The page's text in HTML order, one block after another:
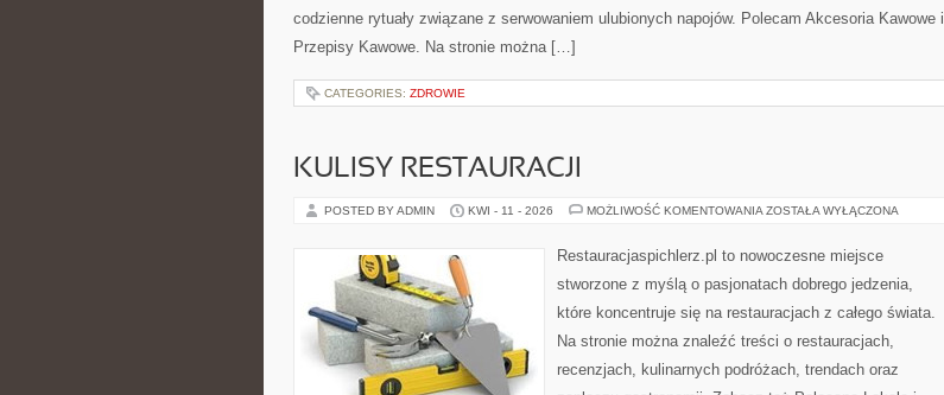
codzienne rytuały związane z serwowaniem ulubionych napojów. Polecam Akcesoria Kawowe i
Przepisy Kawowe. Na stronie można […]
CATEGORIES: ZDROWIE
KULISY RESTAURACJI
POSTED BY ADMIN KWI - 11 - 2026 MOŻLIWOŚĆ KOMENTOWANIA KULISY
ZOSTAŁA WYŁĄCZONA
Restauracjaspichlerz.pl to nowoczesne miejsce
stworzone z myślą o pasjonatach dobrego jedzenia,
które koncentruje się na restauracjach z całego świata.
Na stronie można znaleźć treści o restauracjach,
recenzjach, kulinarnych podróżach, trendach oraz